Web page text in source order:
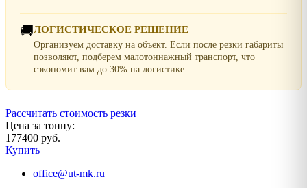
🚚ЛОГИСТИЧЕСКОЕ РЕШЕНИЕ
Организуем доставку на объект. Если после резки габариты
позволяют, подберем малотоннажный транспорт, что
сэкономит вам до 30% на логистике.
Рассчитать стоимость резки
Цена за тонну:
177400 руб.
Купить
office@ut-mk.ru